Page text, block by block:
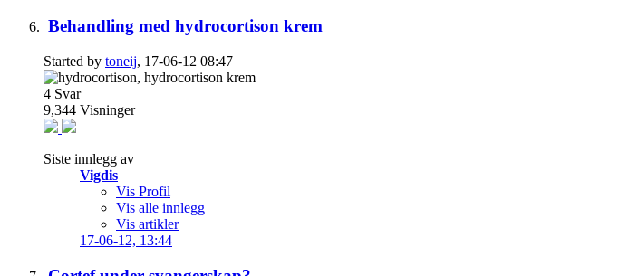
Behandling med hydrocortison krem
Started by toneij, 17-06-12 08:47
4 Svar
9,344 Visninger
Siste innlegg av
Vigdis
Vis Profil
Vis alle innlegg
Vis artikler
17-06-12, 13:44